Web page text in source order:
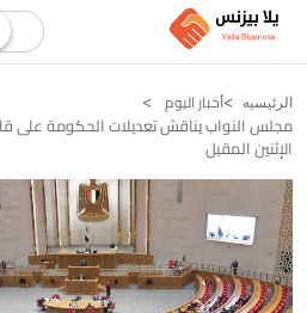
الرئيسيه أخبار اليوم
مجلس النواب يناقش تعديلات الحكومة على
الإثنين المقبل